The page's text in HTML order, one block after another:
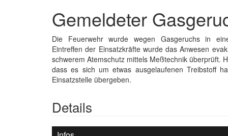
Gemeldeter
Die Feuerwehr wurde wegen Gasgeruchs in
Eintreffen der Einsatzkräfte wurde das Anwesen
schwerem Atemschutz mittels Meßtechnik überprüft.
dass es sich um etwas ausgelaufenen Treibstoff
Einsatzstelle übergeben.
Details